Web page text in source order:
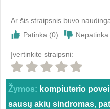
Ar šis straipsnis buvo
Patinka (0) Nepatinka
Įvertinkite straipsni:
Žymos: kompiuterio
sausų akių sindromas,